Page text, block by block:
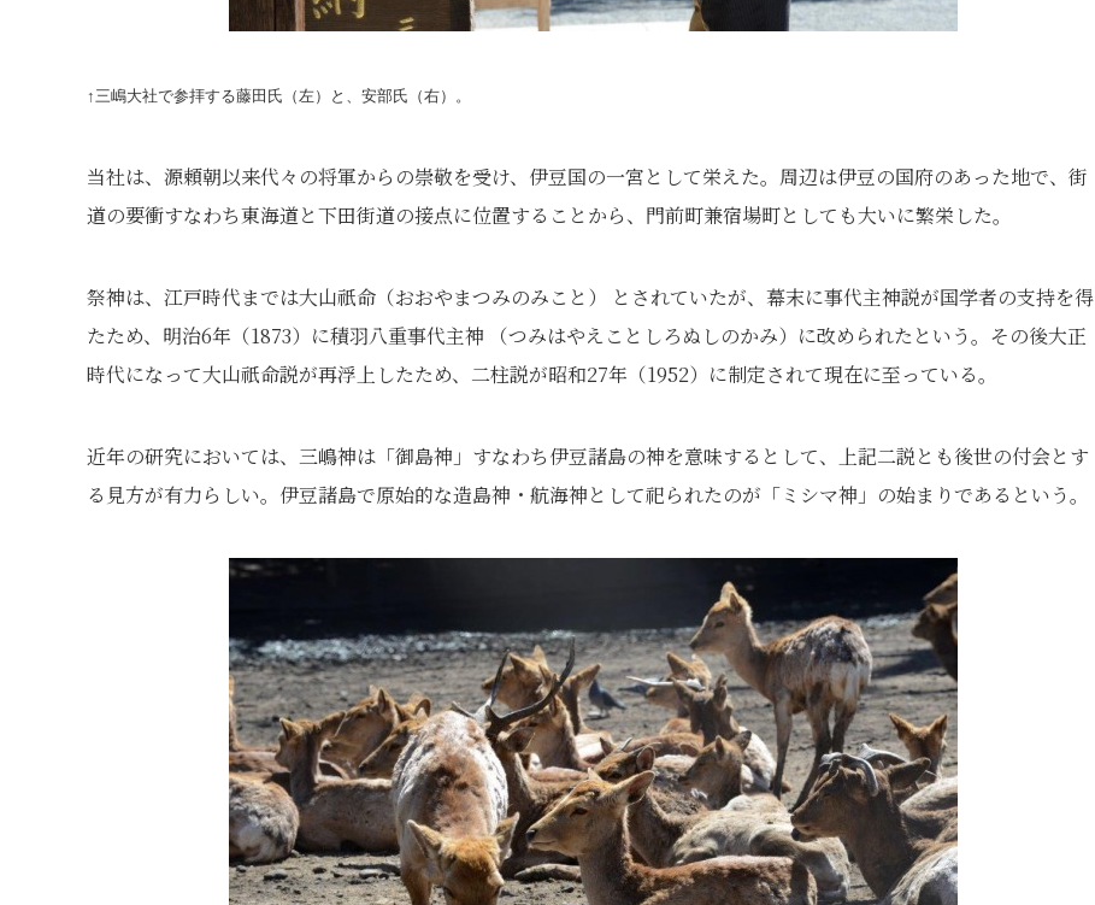
↑三嶋大社で参拝する藤田氏（左）と、安部氏（右）。
当社は、源頼朝以来代々の将軍からの崇敬を受け、伊豆国の一宮として栄えた。周辺は伊豆の国府のあった地で、街
道の要衝すなわち東海道と下田街道の接点に位置することから、門前町兼宿場町としても大いに繁栄した。
祭神は、江戸時代までは大山祇命（おおやまつみのみこと） とされていたが、幕末に事代主神説が国学者の支持を得
たため、明治6年（1873）に積羽八重事代主神 （つみはやえことしろぬしのかみ）に改められたという。その後大正
時代になって大山祇命説が再浮上したため、二柱説が昭和27年（1952）に制定されて現在に至っている。
近年の研究においては、三嶋神は「御島神」すなわち伊豆諸島の神を意味するとして、上記二説とも後世の付会とす
る見方が有力らしい。伊豆諸島で原始的な造島神・航海神として祀られたのが「ミシマ神」の始まりであるという。